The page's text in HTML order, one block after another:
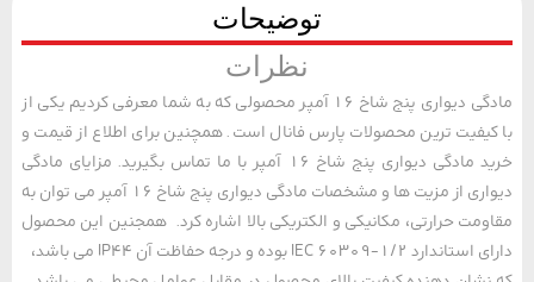
توضیحات
نظرات
مادگی دیواری پنج شاخ 16 آمپر محصولی که به شما معرفی کردیم یکی از
ترین محصولات پارس فانال است. همچنین برای اطلاع از قیمت و
خرید مادگی دیواری پنج شاخ 16 آمپر با ما تماس بگیرید. مزایای مادگی
دیواری از مزیت ها و مشخصات مادگی دیواری پنج شاخ 16 آمپر می توان به
حرارتی، مکانیکی و الکتریکی بالا اشاره کرد. همجنین این محصول
دارای استاندارد IEC 60309-1/2 بوده و درجه حفاظت آن IP44 می باشد،